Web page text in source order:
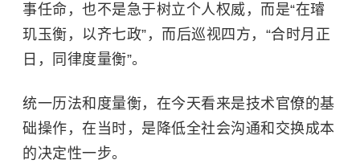
事任命，也不是急于树立个人权威，而是“在璿
玑玉衡，以齐七政”，而后巡视四方，“合时月正
日，同律度量衡”。
统一历法和度量衡，在今天看来是技术官僚的基
础操作，在当时，是降低全社会沟通和交换成本
的决定性一步。